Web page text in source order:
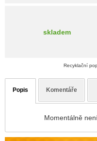
skladem
Recyklační
Popis Komentáře
Momentálně